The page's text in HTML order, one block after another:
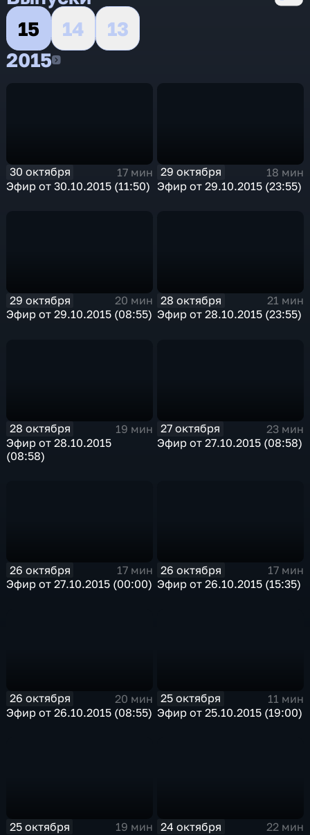
15
14
13
20152015
30 октября
17 мин
Эфир от 30.10.2015 (11:50)
29 октября
18 мин
Эфир от 29.10.2015 (23:55)
29 октября
20 мин
Эфир от 29.10.2015 (08:55)
28 октября
21 мин
Эфир от 28.10.2015 (23:55)
28 октября
19 мин
Эфир от 28.10.2015
(08:58)
27 октября
23 мин
Эфир от 27.10.2015 (08:58)
26 октября
17 мин
Эфир от 27.10.2015 (00:00)
26 октября
17 мин
Эфир от 26.10.2015 (15:35)
26 октября
20 мин
Эфир от 26.10.2015 (08:55)
25 октября
11 мин
Эфир от 25.10.2015 (19:00)
25 октября
19 мин
24 октября
22 мин